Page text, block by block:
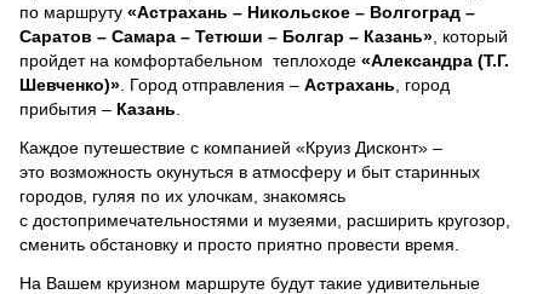
по маршруту «Астрахань – Никольское – Волгоград –
Саратов – Самара – Тетюши – Болгар – Казань» , который
пройдет на комфортабельном теплоходе «Александра (Т.Г.
Шевченко)» . Город отправления – Астрахань , город
прибытия – Казань
Каждое путешествие с компанией «Круиз Дисконт» –
это возможность окунуться в атмосферу и быт старинных
городов, гуляя по их улочкам, знакомясь
с достопримечательностями и музеями, расширить кругозор,
сменить обстановку и просто приятно провести время.
На Вашем круизном маршруте будут такие удивительные